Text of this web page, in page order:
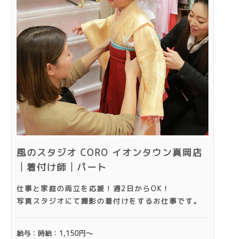
風のスタジオ CORO イオンタウン真岡店
│着付け師│パート
仕事と家庭の両立を応援！週2日からOK！
写真スタジオにて撮影の着付けをするお仕事です。
給与：時給：1,150円～